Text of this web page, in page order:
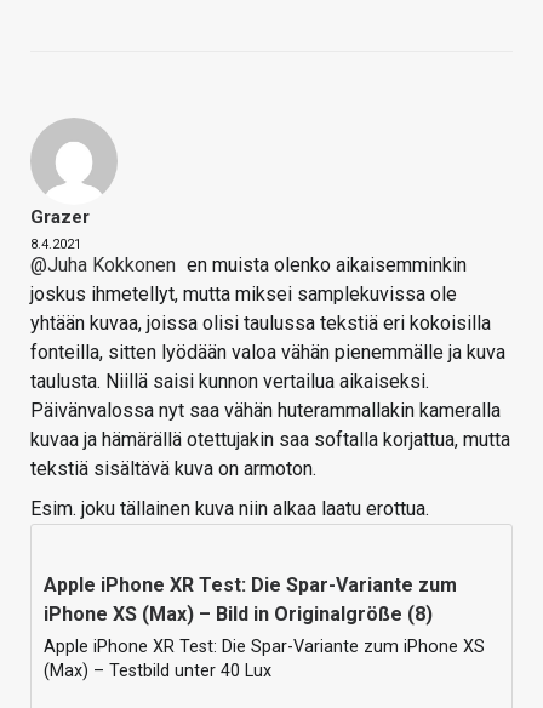
Grazer
8.4.2021
@Juha Kokkonen en muista olenko aikaisemminkin
joskus ihmetellyt, mutta miksei samplekuvissa ole
yhtään kuvaa, joissa olisi taulussa tekstiä eri kokoisilla
fonteilla, sitten lyödään valoa vähän pienemmälle ja kuva
taulusta. Niillä saisi kunnon vertailua aikaiseksi.
Päivänvalossa nyt saa vähän huterammallakin kameralla
kuvaa ja hämärällä otettujakin saa softalla korjattua, mutta
tekstiä sisältävä kuva on armoton.
Esim. joku tällainen kuva niin alkaa laatu erottua.
Apple iPhone XR Test: Die Spar-Variante zum
iPhone XS (Max) – Bild in Originalgröße (8)
Apple iPhone XR Test: Die Spar-Variante zum iPhone XS
(Max) – Testbild unter 40 Lux